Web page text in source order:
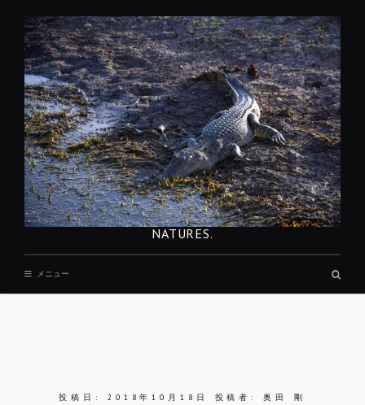
NATURES.
メニュー
投稿日: 2018年10月18日 投稿者: 奥田 剛